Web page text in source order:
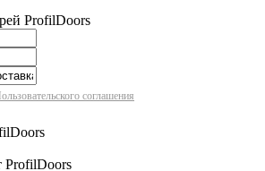
соглашения